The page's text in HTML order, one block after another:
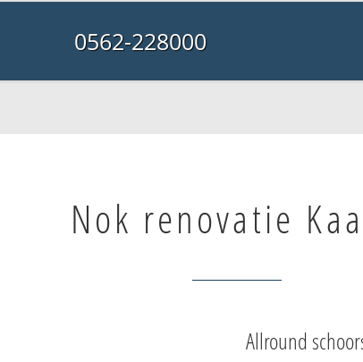
0562-228000
Nok renovatie
Allround